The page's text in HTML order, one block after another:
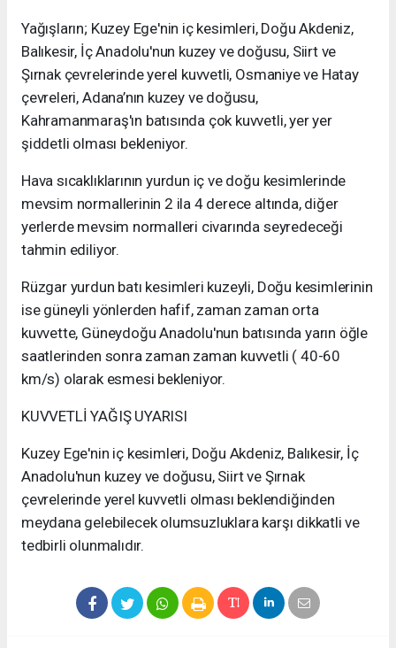
Yağışların; Kuzey Ege'nin iç kesimleri, Doğu Akdeniz,
Balıkesir, İç Anadolu'nun kuzey ve doğusu, Siirt ve
Şırnak çevrelerinde yerel kuvvetli, Osmaniye ve Hatay
çevreleri, Adana’nın kuzey ve doğusu,
Kahramanmaraş'ın batısında çok kuvvetli, yer yer
şiddetli olması bekleniyor.
Hava sıcaklıklarının yurdun iç ve doğu kesimlerinde
mevsim normallerinin 2 ila 4 derece altında, diğer
yerlerde mevsim normalleri civarında seyredeceği
tahmin ediliyor.
Rüzgar yurdun batı kesimleri kuzeyli, Doğu kesimlerinin
ise güneyli yönlerden hafif, zaman zaman orta
kuvvette, Güneydoğu Anadolu'nun batısında yarın öğle
saatlerinden sonra zaman zaman kuvvetli ( 40-60
km/s) olarak esmesi bekleniyor.
KUVVETLİ YAĞIŞ UYARISI
Kuzey Ege'nin iç kesimleri, Doğu Akdeniz, Balıkesir, İç
Anadolu'nun kuzey ve doğusu, Siirt ve Şırnak
çevrelerinde yerel kuvvetli olması beklendiğinden
meydana gelebilecek olumsuzluklara karşı dikkatli ve
tedbirli olunmalıdır.